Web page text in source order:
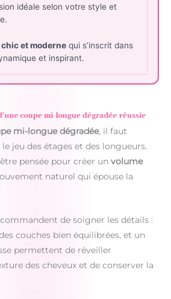
idéale selon votre style et
chic et moderne qui s’inscrit dans
et inspirant.
coupe mi-longue dégradée réussie
mi-longue dégradée, il faut
jeu des étages et des longueurs.
pensée pour créer un volume
naturel qui épouse la
de soigner les détails :
couches bien équilibrées, et un
permettent de réveiller
des cheveux et de conserver la